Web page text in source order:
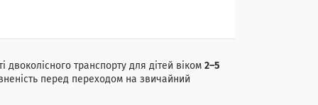
двоколісного транспорту для дітей віком 2–5
перед переходом на звичайний